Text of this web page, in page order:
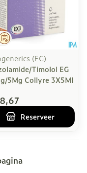
Op voorschrift
(EG)
Timolol EG
5Mg Collyre 3X5Ml
Reserveer